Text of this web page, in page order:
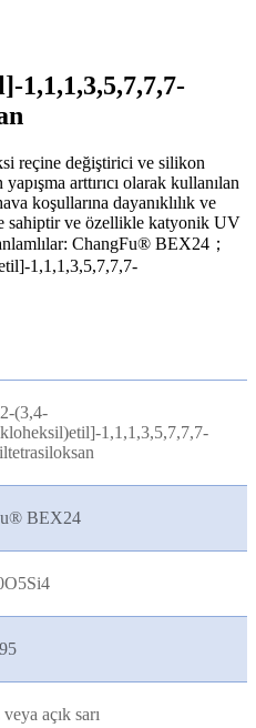
1,1,1,3,5,7,7,7-
reçine değiştirici ve silikon
arttırıcı olarak kullanılan
koşullarına dayanıklılık ve
sahiptir ve özellikle katyonik UV
ChangFu® BEX24；
1,1,1,3,5,7,7,7-
(3,4-
1,1,1,3,5,7,7,7-
BEX24
açık sarı